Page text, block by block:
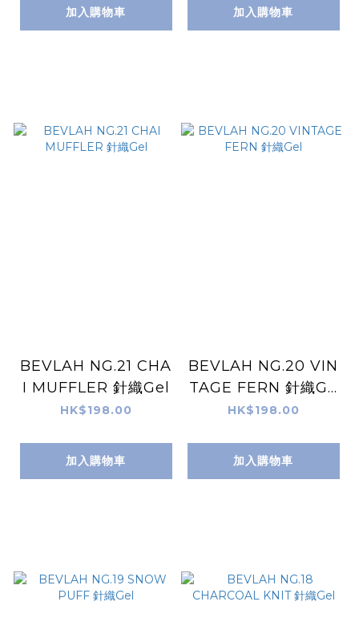
加入購物車 加入購物車
BEVLAH NG.21 CHA
I MUFFLER 針織Gel
HK$198.00
加入購物車
BEVLAH NG.20 VIN
TAGE FERN 針織Ge
l
HK$198.00
加入購物車